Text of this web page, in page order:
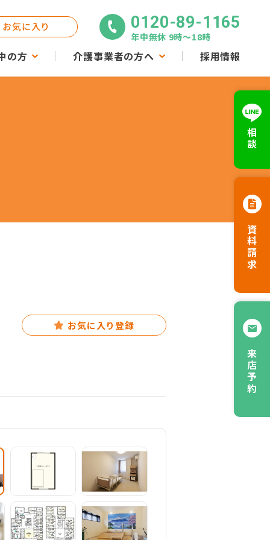
の方 介護事業者の方へ 採用情報
お気に入り 0120-89-1165
年中無休 9時〜18時
相談
資料請求
来店予約
お気に入り登録